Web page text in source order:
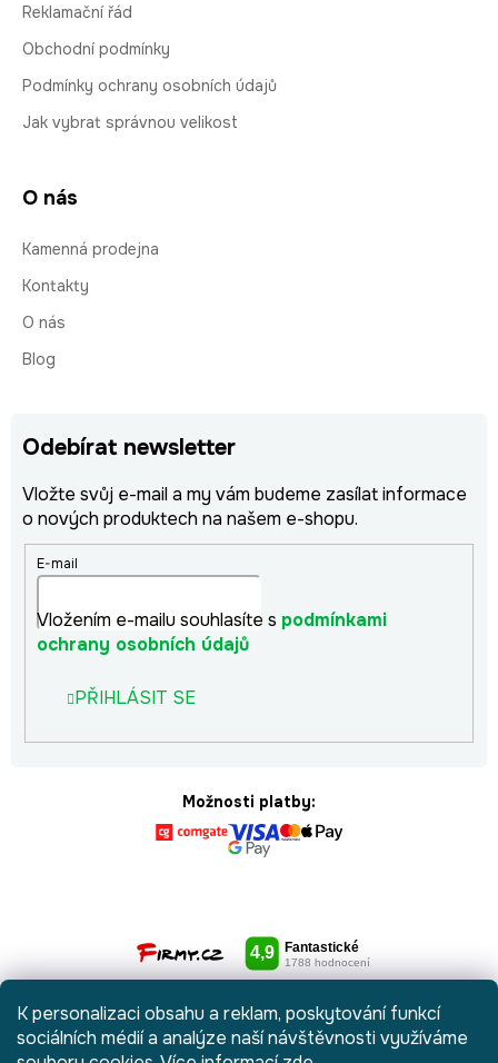
K personalizaci obsahu a reklam, poskytování funkcí
sociálních médií a analýze naší návštěvnosti využíváme
Reklamační řád
Obchodní podmínky
Podmínky ochrany osobních údajů
Jak vybrat správnou velikost
O nás
Kamenná prodejna
Kontakty
O nás
Blog
Odebírat newsletter
Vložte svůj e-mail a my vám budeme zasílat informace
o nových produktech na našem e-shopu.
E-mail
Vložením e-mailu souhlasíte s podmínkami
ochrany osobních údajů
PŘIHLÁSIT SE
Možnosti platby: